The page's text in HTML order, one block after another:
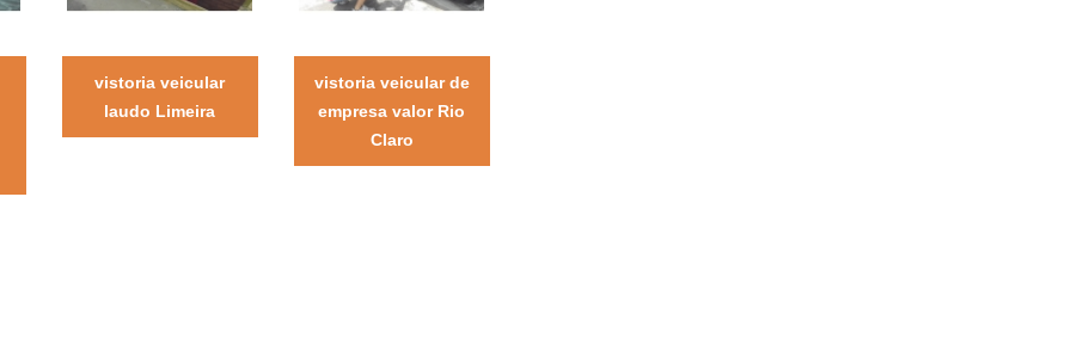
vistoria veicular
laudo Limeira
vistoria veicular de
empresa valor Rio
Claro